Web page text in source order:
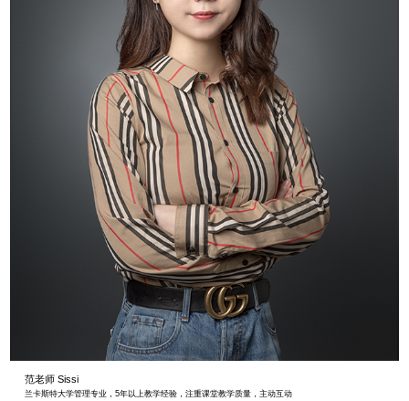
范老师 Sissi
兰卡斯特大学管理专业，5年以上教学经验，注重课堂教学质量，主动互动